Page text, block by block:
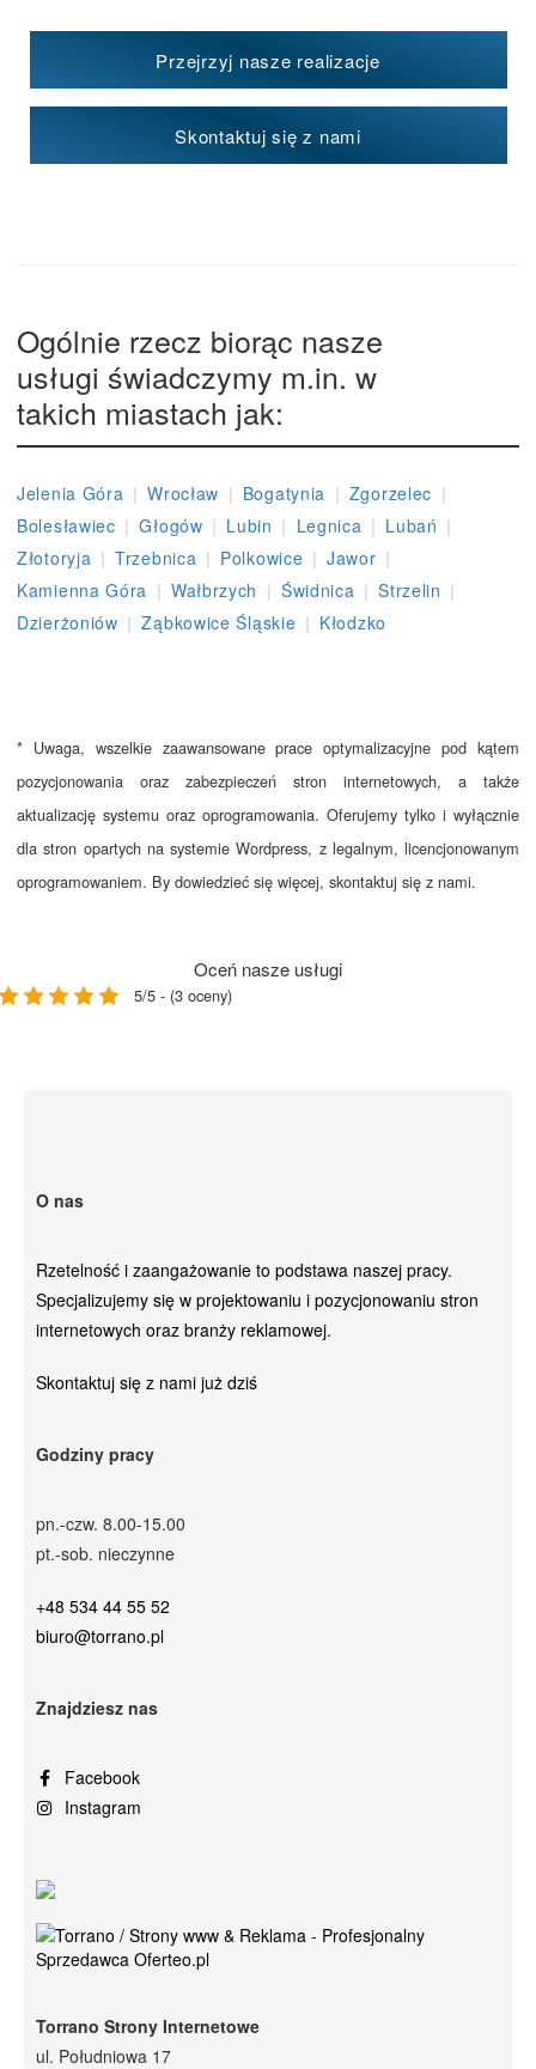
Przejrzyj nasze realizacje
Skontaktuj się z nami
Ogólnie rzecz biorąc nasze
usługi świadczymy m.in. w
takich miastach jak:
Jelenia Góra | Wrocław | Bogatynia | Zgorzelec |
Bolesławiec | Głogów | Lubin | Legnica | Lubań |
Złotoryja | Trzebnica | Polkowice | Jawor |
Kamienna Góra | Wałbrzych | Świdnica | Strzelin |
Dzierżoniów | Ząbkowice Śląskie | Kłodzko
* Uwaga, wszelkie zaawansowane prace optymalizacyjne pod kątem
pozycjonowania oraz zabezpieczeń stron internetowych, a także
aktualizację systemu oraz oprogramowania. Oferujemy tylko i wyłącznie
dla stron opartych na systemie Wordpress, z legalnym, licencjonowanym
oprogramowaniem. By dowiedzieć się więcej, skontaktuj się z nami.
Oceń nasze usługi
5/5 - (3 oceny)
O nas
Rzetelność i zaangażowanie to podstawa naszej pracy.
Specjalizujemy się w projektowaniu i pozycjonowaniu stron
internetowych oraz branży reklamowej.
Skontaktuj się z nami już dziś
Godziny pracy
pn.-czw. 8.00-15.00
pt.-sob. nieczynne
+48 534 44 55 52
biuro@torrano.pl
Znajdziesz nas
Facebook
Instagram
Torrano Strony Internetowe
ul. Południowa 17